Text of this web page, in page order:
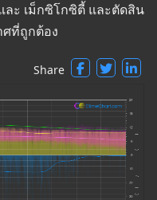
ละ เม็กซิโกซิตี้ และตัดสิน
ที่ถูกต้อง
Share